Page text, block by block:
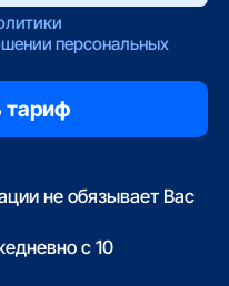
персональных
не обязывает Вас
с 10